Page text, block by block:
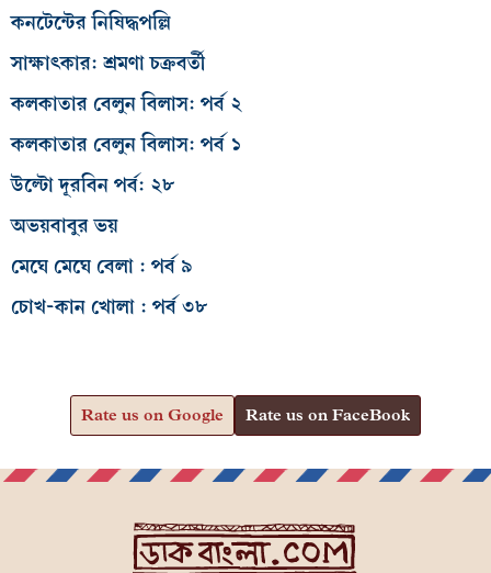
কনটেন্টের নিষিদ্ধপল্লি
সাক্ষাৎকার: শ্রমণা চক্রবর্তী
কলকাতার বেলুন বিলাস: পর্ব ২
কলকাতার বেলুন বিলাস: পর্ব ১
উল্টো দূরবিন পর্ব: ২৮
অভয়বাবুর ভয়
মেঘে মেঘে বেলা : পর্ব ৯
চোখ-কান খোলা : পর্ব ৩৮
Rate us on Google Rate us on FaceBook